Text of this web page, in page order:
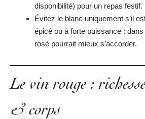
disponibilité) pour un repas festif.
Évitez le blanc uniquement s’il
épicé ou à forte puissance :
rosé pourrait mieux s’accorder.
Le vin rouge :
& corps